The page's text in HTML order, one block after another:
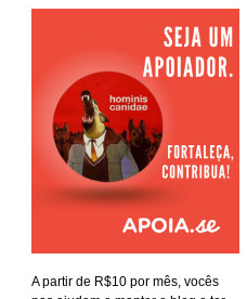
A partir de R$10 por mês, vocês